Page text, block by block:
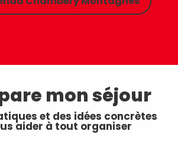
mon séjour
et des idées concrètes
aider à tout organiser